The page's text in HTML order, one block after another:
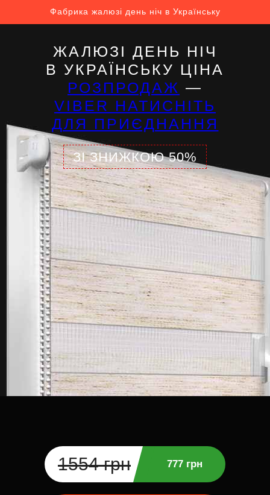
Фабрика жалюзі день ніч в Українську
ЖАЛЮЗІ ДЕНЬ НІЧ
В УКРАЇНСЬКУ ЦІНА
РОЗПРОДАЖ —
VIBER НАТИСНІТЬ
ДЛЯ ПРИЄДНАННЯ
ЗІ ЗНИЖКОЮ 50%
1554 грн 777 грн